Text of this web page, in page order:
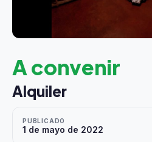
A convenir
Alquiler
PUBLICADO
1 de mayo de 2022